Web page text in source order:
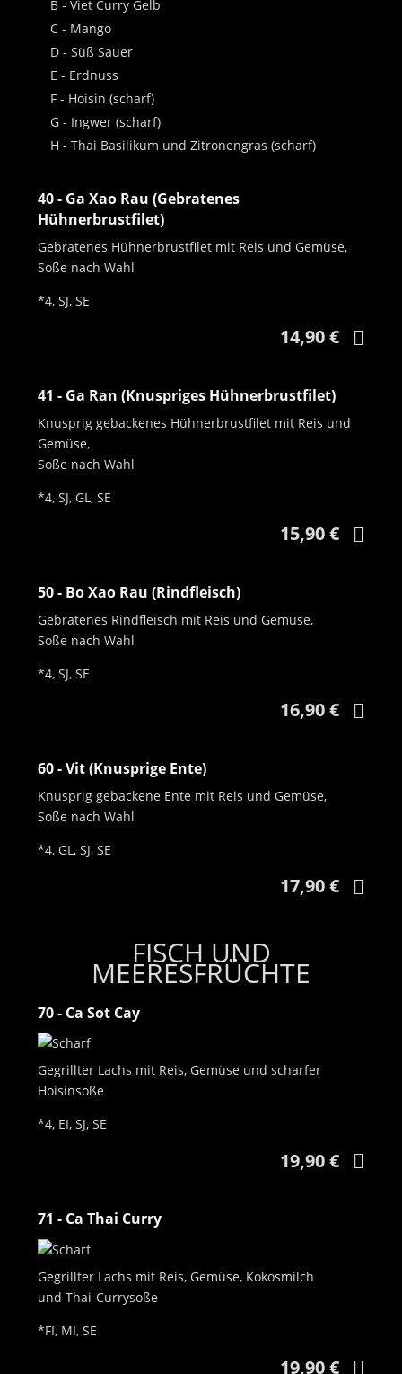
B - Viet Curry Gelb
C - Mango
D - Süß Sauer
E - Erdnuss
F - Hoisin (scharf)
G - Ingwer (scharf)
H - Thai Basilikum und Zitronengras (scharf)
40 - Ga Xao Rau (Gebratenes
Hühnerbrustfilet)
Gebratenes Hühnerbrustfilet mit Reis und Gemüse,
Soße nach Wahl
*4, SJ, SE
14,90 €
41 - Ga Ran (Knuspriges Hühnerbrustfilet)
Knusprig gebackenes Hühnerbrustfilet mit Reis und
Gemüse,
Soße nach Wahl
*4, SJ, GL, SE
15,90 €
50 - Bo Xao Rau (Rindfleisch)
Gebratenes Rindfleisch mit Reis und Gemüse,
Soße nach Wahl
*4, SJ, SE
16,90 €
60 - Vit (Knusprige Ente)
Knusprig gebackene Ente mit Reis und Gemüse,
Soße nach Wahl
*4, GL, SJ, SE
17,90 €
FISCH UND
MEERESFRÜCHTE
70 - Ca Sot Cay
Gegrillter Lachs mit Reis, Gemüse und scharfer
Hoisinsoße
*4, EI, SJ, SE
19,90 €
71 - Ca Thai Curry
Gegrillter Lachs mit Reis, Gemüse, Kokosmilch
und Thai-Currysoße
*FI, MI, SE
19,90 €